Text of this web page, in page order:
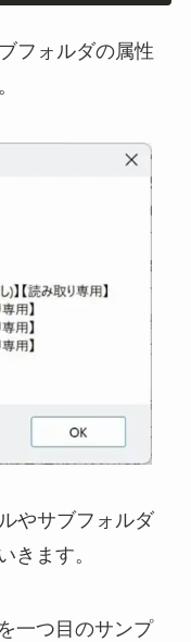
フォルダの属性
やサブフォルダ
きます。
一つ目のサンプ